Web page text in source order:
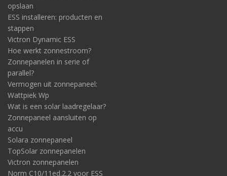
opslaan
ESS installeren: producten en
stappen
Victron Dynamic ESS
Hoe werkt zonnestroom?
Zonnepanelen in serie of
parallel?
Vermogen uit zonnepaneel:
Wattpiek Wp
Wat is een solar laadregelaar?
Zonnepaneel aansluiten op
accu
Solara zonnepaneel
TopSolar zonnepanelen
Victron zonnepanelen
Norm C10/11ed.2.2 voor ESS